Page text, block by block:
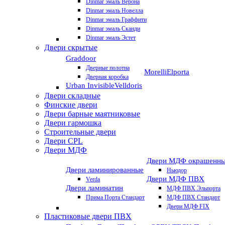
Dinmar эмаль Верона
Dinmar эмаль Новелла
Dinmar эмаль Граффити
Dinmar эмаль Сканди
Dinmar эмаль Эстет
Двери скрытые
Graddoor
Дверные полотна
Дверная коробка
Urban InvisibleVelldoris
MorelliElporta
Двери складные
Финские двери
Двери барные маятниковые
Двери гармошка
Строительные двери
Двери CРL
Двери МДФ
Двери ламинированные
Verda
Двери ламинатин
Прима Порта Стандарт
Двери МДФ
Ньюдор
Двери МДФ ПВХ
МДФ ПВХ Эльпорта
МДФ ПВХ Стандарт
Двери МДФ FIX
Пластиковые двери ПВХ